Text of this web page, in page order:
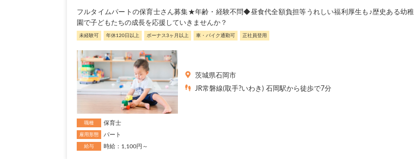
フルタイムパートの保育士さん募集★年齢・経験不問◆昼食代全額負担等うれしい福利厚生も♪歴史ある幼稚
園で子どもたちの成長を応援していきませんか？
未経験可 年休120日以上 ボーナス3ヶ月以上 車・バイク通勤可 正社員登用
茨城県石岡市
JR常磐線(取手?いわき) 石岡駅から徒歩で7分
職種 保育士
雇用形態 パート
給与 時給：1,100円～